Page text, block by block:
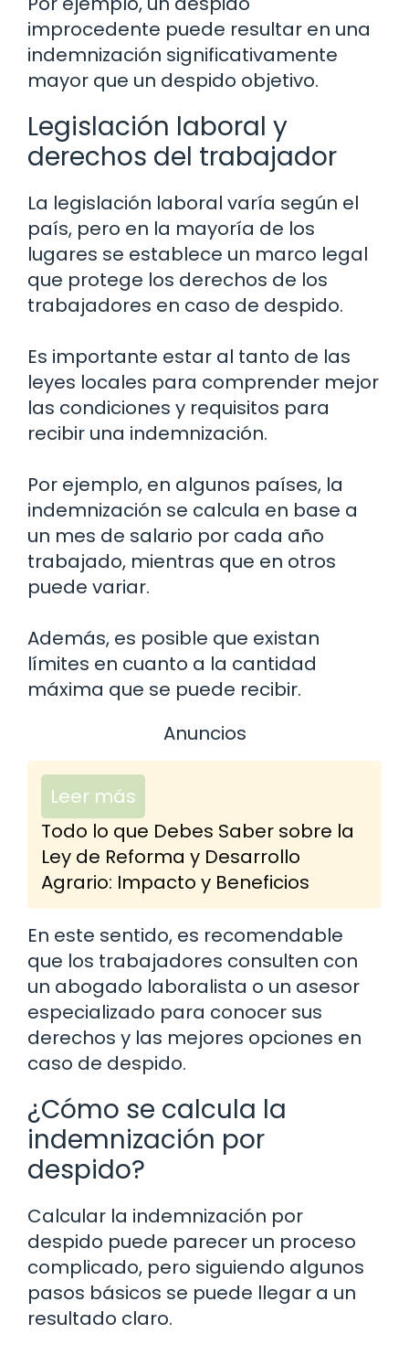
improcedente puede resultar en una
indemnización significativamente
mayor que un despido objetivo.
Legislación laboral y
derechos del trabajador
La legislación laboral varía según el
país, pero en la mayoría de los
lugares se establece un marco legal
que protege los derechos de los
trabajadores en caso de despido.
Es importante estar al tanto de las
leyes locales para comprender mejor
las condiciones y requisitos para
recibir una indemnización.
Por ejemplo, en algunos países, la
indemnización se calcula en base a
un mes de salario por cada año
trabajado, mientras que en otros
puede variar.
Además, es posible que existan
límites en cuanto a la cantidad
máxima que se puede recibir.
Anuncios
Leer más
Todo lo que Debes Saber sobre la
Ley de Reforma y Desarrollo
Agrario: Impacto y Beneficios
En este sentido, es recomendable
que los trabajadores consulten con
un abogado laboralista o un asesor
especializado para conocer sus
derechos y las mejores opciones en
caso de despido.
¿Cómo se calcula la
indemnización por
despido?
Calcular la indemnización por
despido puede parecer un proceso
complicado, pero siguiendo algunos
pasos básicos se puede llegar a un
resultado claro.